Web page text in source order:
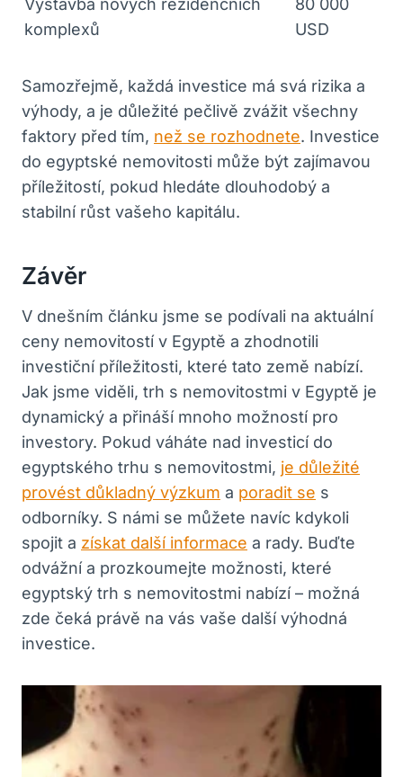
Výstavba nových ⁢rezidenčních
komplexů
80 000
USD
Samozřejmě, ‍každá investice má svá rizika a
výhody, ⁤a je důležité pečlivě zvážit všechny
faktory před tím, než se rozhodnete. Investice
do egyptské nemovitosti může⁣ být zajímavou
příležitostí,​ pokud hledáte dlouhodobý a
stabilní⁢ růst vašeho⁤ kapitálu.
Závěr
V dnešním článku jsme ⁢se podívali na aktuální⁣
ceny nemovitostí v‌ Egyptě a zhodnotili
investiční příležitosti, které tato země ⁢nabízí.
Jak jsme ⁤viděli, trh s nemovitostmi v Egyptě je
dynamický a přináší‌ mnoho možností pro
investory. ‌Pokud váháte‍ nad investicí do
egyptského trhu​ s‌ nemovitostmi,⁤ je důležité
provést důkladný výzkum a​ poradit se s
odborníky. S námi se můžete navíc kdykoli
spojit a získat další informace a ⁢rady. ‌Buďte
odvážní​ a prozkoumejte možnosti, které
egyptský trh ⁣s ​nemovitostmi nabízí – možná
zde čeká‌ právě ⁢na ‍vás vaše další výhodná
investice.